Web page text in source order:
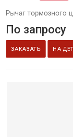
Рычаг тормозного
По запросу
ЗАКАЗАТЬ НА